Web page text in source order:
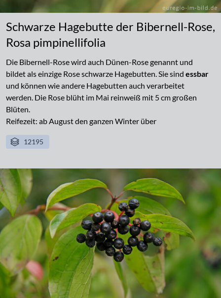
Schwarze Hagebutte der Bibernell-Rose,
Rosa pimpinellifolia
Die Bibernell-Rose wird auch Dünen-Rose genannt und
bildet als einzige Rose schwarze Hagebutten. Sie sind essbar
und können wie andere Hagebutten auch verarbeitet
werden. Die Rose blüht im Mai reinweiß mit 5 cm großen
Blüten.
Reifezeit: ab August den ganzen Winter über
12195